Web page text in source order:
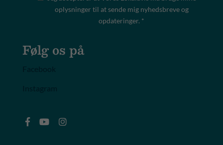
oplysninger til at sende mig nyhedsbreve og
opdateringer. *
Følg os på